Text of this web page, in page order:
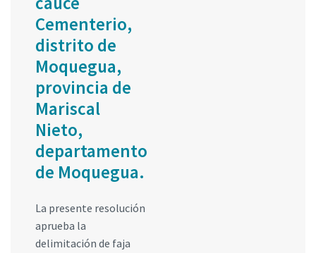
Cementerio,
distrito de
Moquegua,
provincia de
Mariscal
Nieto,
departamento
de Moquegua.
La presente resolución
aprueba la
delimitación de faja